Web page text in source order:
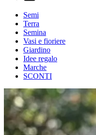
Semi
Terra
Semina
Vasi e fioriere
Giardino
Idee regalo
Marche
SCONTI